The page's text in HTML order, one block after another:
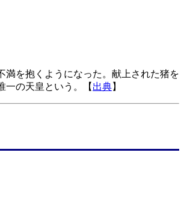
を抱くようになった。献上された猪を
一の天皇という。【 出典】